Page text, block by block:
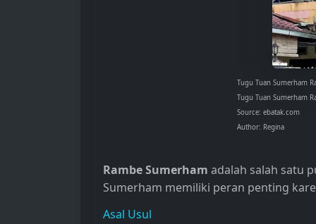
Tugu Tuan Sumerham
Tugu Tuan Sumerham
Source: ebatak.com
Author: Regina
Rambe Sumerham adalah salah satu
Sumerham memiliki peran penting
Asal Usul